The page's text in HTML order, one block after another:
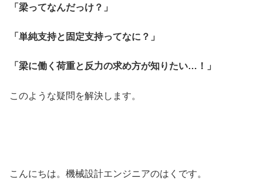
「梁ってなんだっけ？」
「単純支持と固定支持ってなに？」
「梁に働く荷重と反力の求め方が知りたい…！」
このような疑問を解決します。
こんにちは。機械設計エンジニアのはくです。